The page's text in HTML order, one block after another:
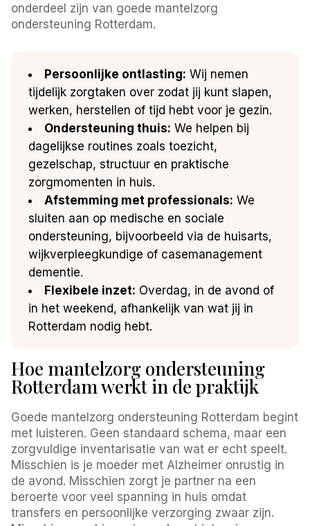
onderdeel zijn van goede mantelzorg
ondersteuning Rotterdam.
Persoonlijke ontlasting: Wij nemen
tijdelijk zorgtaken over zodat jij kunt slapen,
werken, herstellen of tijd hebt voor je gezin.
Ondersteuning thuis: We helpen bij
dagelijkse routines zoals toezicht,
gezelschap, structuur en praktische
zorgmomenten in huis.
Afstemming met professionals: We
sluiten aan op medische en sociale
ondersteuning, bijvoorbeeld via de huisarts,
wijkverpleegkundige of casemanagement
dementie.
Flexibele inzet: Overdag, in de avond of
in het weekend, afhankelijk van wat jij in
Rotterdam nodig hebt.
Hoe mantelzorg ondersteuning
Rotterdam werkt in de praktijk
Goede mantelzorg ondersteuning Rotterdam begint
met luisteren. Geen standaard schema, maar een
zorgvuldige inventarisatie van wat er echt speelt.
Misschien is je moeder met Alzheimer onrustig in
de avond. Misschien zorgt je partner na een
beroerte voor veel spanning in huis omdat
transfers en persoonlijke verzorging zwaar zijn.